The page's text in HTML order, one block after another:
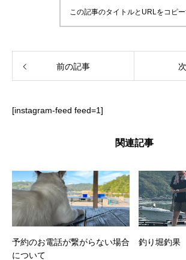
この記事のタイトルとURLをコピ
前の記事
[instagram-feed feed=1]
関連記事
予約のお電話が繋がらない場合
について
釣り堀釣果